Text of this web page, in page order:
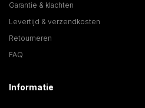
Garantie & klachten
Levertijd & verzendkosten
Retourneren
FAQ
Informatie